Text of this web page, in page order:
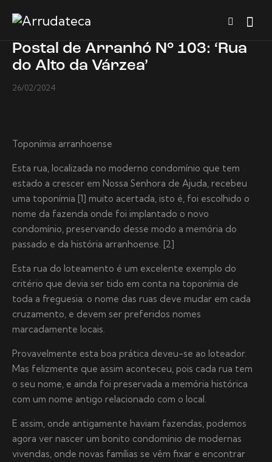
Postal de Arranhó N° 103: ‘Rua
do Alto da Várzea’
26/02/2024
Toponímia arranhoense
Esta rua, localizada no moderno condomínio que tem
estado a crescer em Nossa Senhora de Ajuda, recebeu
uma toponímia [1] muito acertada, isto é, foi escolhido o
nome da fazenda onde foi implantado o novo
condomínio, preservando desse modo a memória do
passado e da história arranhoense. [2]
Esta rua do loteamento é um excelente exemplo do
critério que devia ser tido em conta na toponímia de
toda a freguesia: o nome das ruas deve mudar em cada
cruzamento, e devem ser preferidos nomes
marcadamente locais.
Provavelmente esta boa prática deveu-se ao loteador.
Mas felizmente que assim aconteceu, pois cada rua tem
o seu nome, e ainda foi preservada a memória histórica
com um nome antigo relacionado com o local.
E assim, onde antigamente haviam fazendas, podemos
agora ver nascer um bonito condomínio de modernas
vivendas, onde novas famílias se vêm fixar e encontrar